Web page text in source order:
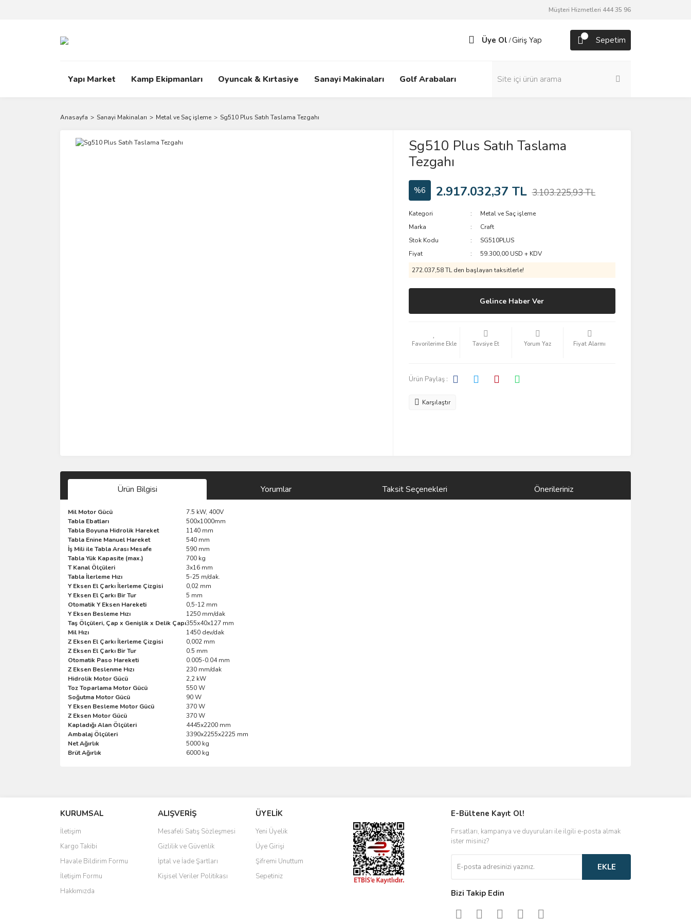
Müşteri Hizmetleri 444 35 96
Üye Ol /Giriş Yap Sepetim
Yapı Market Kamp Ekipmanları Oyuncak & Kırtasiye Sanayi Makinaları Golf Arabaları
Anasayfa Sanayi Makinaları Metal ve Saç işleme Sg510 Plus Satıh Taslama Tezgahı
Sg510 Plus Satıh Taslama
Tezgahı
%6 2.917.032,37 TL 3.103.225,93 TL
Kategori
Metal ve Saç işleme
Marka
Craft
Stok Kodu
SG510PLUS
Fiyat
59.300,00 USD + KDV
272.037,58 TL den başlayan taksitlerle!
Gelince Haber Ver
Tavsiye Et Yorum Yaz Fiyat Alarmı
Ürün Paylaş :
Karşılaştır
Ürün Bilgisi Yorumlar Taksit Seçenekleri Önerileriniz
Mil Motor Gücü
7.5 kW, 400V
Tabla Ebatları
500x1000mm
Tabla Boyuna Hidrolik Hareket
1140 mm
Tabla Enine Manuel Hareket
540 mm
İş Mili ile Tabla Arası Mesafe
590 mm
Tabla Yük Kapasite (max.)
700 kg
T Kanal Ölçüleri
3x16 mm
Tabla İlerleme Hızı
5-25 m/dak.
Y Eksen El Çarkı İlerleme Çizgisi
0,02 mm
Y Eksen El Çarkı Bir Tur
5 mm
Otomatik Y Eksen Hareketi
0,5-12 mm
Y Eksen Besleme Hızı
1250 mm/dak
Taş Ölçüleri, Çap x Genişlik x Delik Çapı355x40x127 mm
Mil Hızı
1450 dev/dak
Z Eksen El Çarkı İlerleme Çizgisi
0,002 mm
Z Eksen El Çarkı Bir Tur
0.5 mm
Otomatik Paso Hareketi
0.005-0.04 mm
Z Eksen Beslenme Hızı
230 mm/dak
Hidrolik Motor Gücü
2,2 kW
Toz Toparlama Motor Gücü
550 W
Soğutma Motor Gücü
90 W
Y Eksen Besleme Motor Gücü
370 W
Z Eksen Motor Gücü
370 W
Kapladığı Alan Ölçüleri
4445x2200 mm
Ambalaj Ölçüleri
3390x2255x2225 mm
Net Ağırlık
5000 kg
Brüt Ağırlık
6000 kg
Yorum Yaz
Ürün resmi kalitesiz, bozuk veya görüntülenemiyor.
Ürün açıklamasında eksik bilgiler bulunuyor.
Ürün bilgilerinde hatalar bulunuyor.
Ürün fiyatı diğer sitelerden daha pahalı.
Bu ürüne benzer farklı alternatifler olmalı.
KURUMSAL
İletişim
Kargo Takibi
Havale Bildirim Formu
İletişim Formu
Hakkımızda
ALIŞVERİŞ
Mesafeli Satış Sözleşmesi
Gizlilik ve Güvenlik
İptal ve İade Şartları
Kişisel Veriler Politikası
ÜYELİK
Yeni Üyelik
Üye Girişi
Şifremi Unuttum
Sepetiniz
E-Bültene Kayıt Ol!
Fırsatları, kampanya ve duyuruları ile ilgili e-posta almak
ister misiniz?
EKLE
Bizi Takip Edin